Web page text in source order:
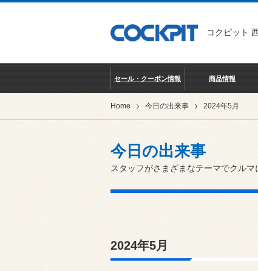
コクピット
セール・クーポン情報 商品情報
Home 今日の出来事 2024年5月
今日の出来事
スタッフがさまざまなテーマでクルマ
2024年5月